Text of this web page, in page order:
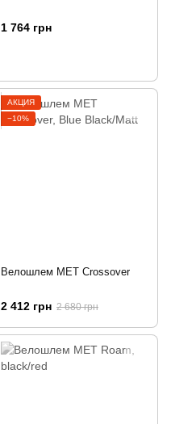
1 764 грн
АКЦИЯ
−10%
Велошлем MET Crossover
2 412 грн 2 680 грн